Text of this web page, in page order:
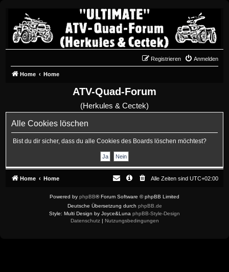
Anmelden
Registrieren
Home Home
ATV-Quad-Forum
(Herkules & Cectek)
Alle Cookies löschen
Bist du dir sicher, dass du alle Cookies des Boards löschen möchtest?
Home Home Alle Zeiten sind UTC+02:00
Powered by phpBB® Forum Software © phpBB Limited
Deutsche Übersetzung durch phpBB.de
Style: Multi Design by Joyce&Luna phpBB-Style-Design
Datenschutz| Nutzungsbedingungen